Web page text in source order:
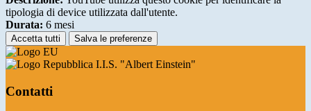
tipologia di device utilizzata dall'utente.
Durata: 6 mesi
Accetta tutti Salva le preferenze
I.I.S. "Albert Einstein"
Contatti